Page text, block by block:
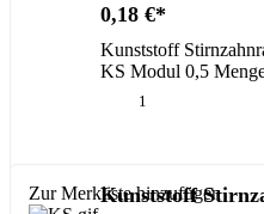
0,18 €
Kunststoff
KS Modul 0,5
Zur Merkliste hinzufügen
Kunststoff